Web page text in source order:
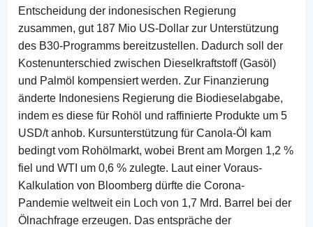
Entscheidung der indonesischen Regierung
zusammen, gut 187 Mio US-Dollar zur Unterstützung
des B30-Programms bereitzustellen. Dadurch soll der
Kostenunterschied zwischen Dieselkraftstoff (Gasöl)
und Palmöl kompensiert werden. Zur Finanzierung
änderte Indonesiens Regierung die Biodieselabgabe,
indem es diese für Rohöl und raffinierte Produkte um 5
USD/t anhob. Kursunterstützung für Canola-Öl kam
bedingt vom Rohölmarkt, wobei Brent am Morgen 1,2 %
fiel und WTI um 0,6 % zulegte. Laut einer Voraus-
Kalkulation von Bloomberg dürfte die Corona-
Pandemie weltweit ein Loch von 1,7 Mrd. Barrel bei der
Ölnachfrage erzeugen. Das entspräche der